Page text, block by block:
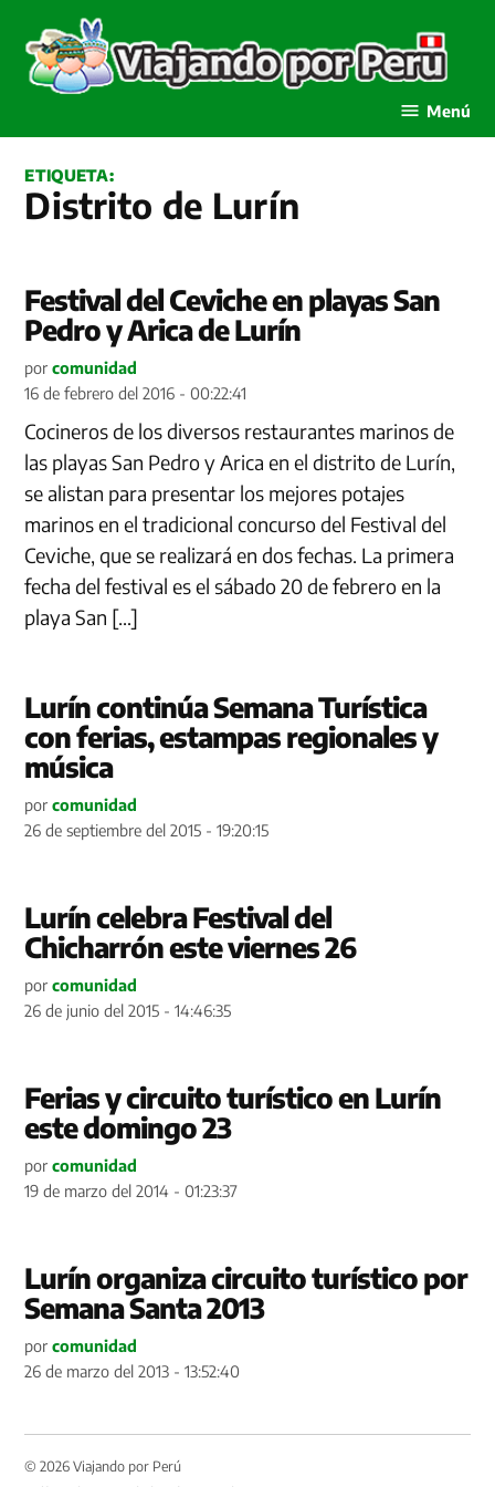
contenido
Menú
ETIQUETA:
Distrito de Lurín
Festival del Ceviche en playas San
Pedro y Arica de Lurín
por comunidad
16 de febrero del 2016 - 00:22:41
Cocineros de los diversos restaurantes marinos de
las playas San Pedro y Arica en el distrito de Lurín,
se alistan para presentar los mejores potajes
marinos en el tradicional concurso del Festival del
Ceviche, que se realizará en dos fechas. La primera
fecha del festival es el sábado 20 de febrero en la
playa San […]
Lurín continúa Semana Turística
con ferias, estampas regionales y
música
por comunidad
26 de septiembre del 2015 - 19:20:15
Lurín celebra Festival del
Chicharrón este viernes 26
por comunidad
26 de junio del 2015 - 14:46:35
Ferias y circuito turístico en Lurín
este domingo 23
por comunidad
19 de marzo del 2014 - 01:23:37
Lurín organiza circuito turístico por
Semana Santa 2013
por comunidad
26 de marzo del 2013 - 13:52:40
© 2026 Viajando por Perú